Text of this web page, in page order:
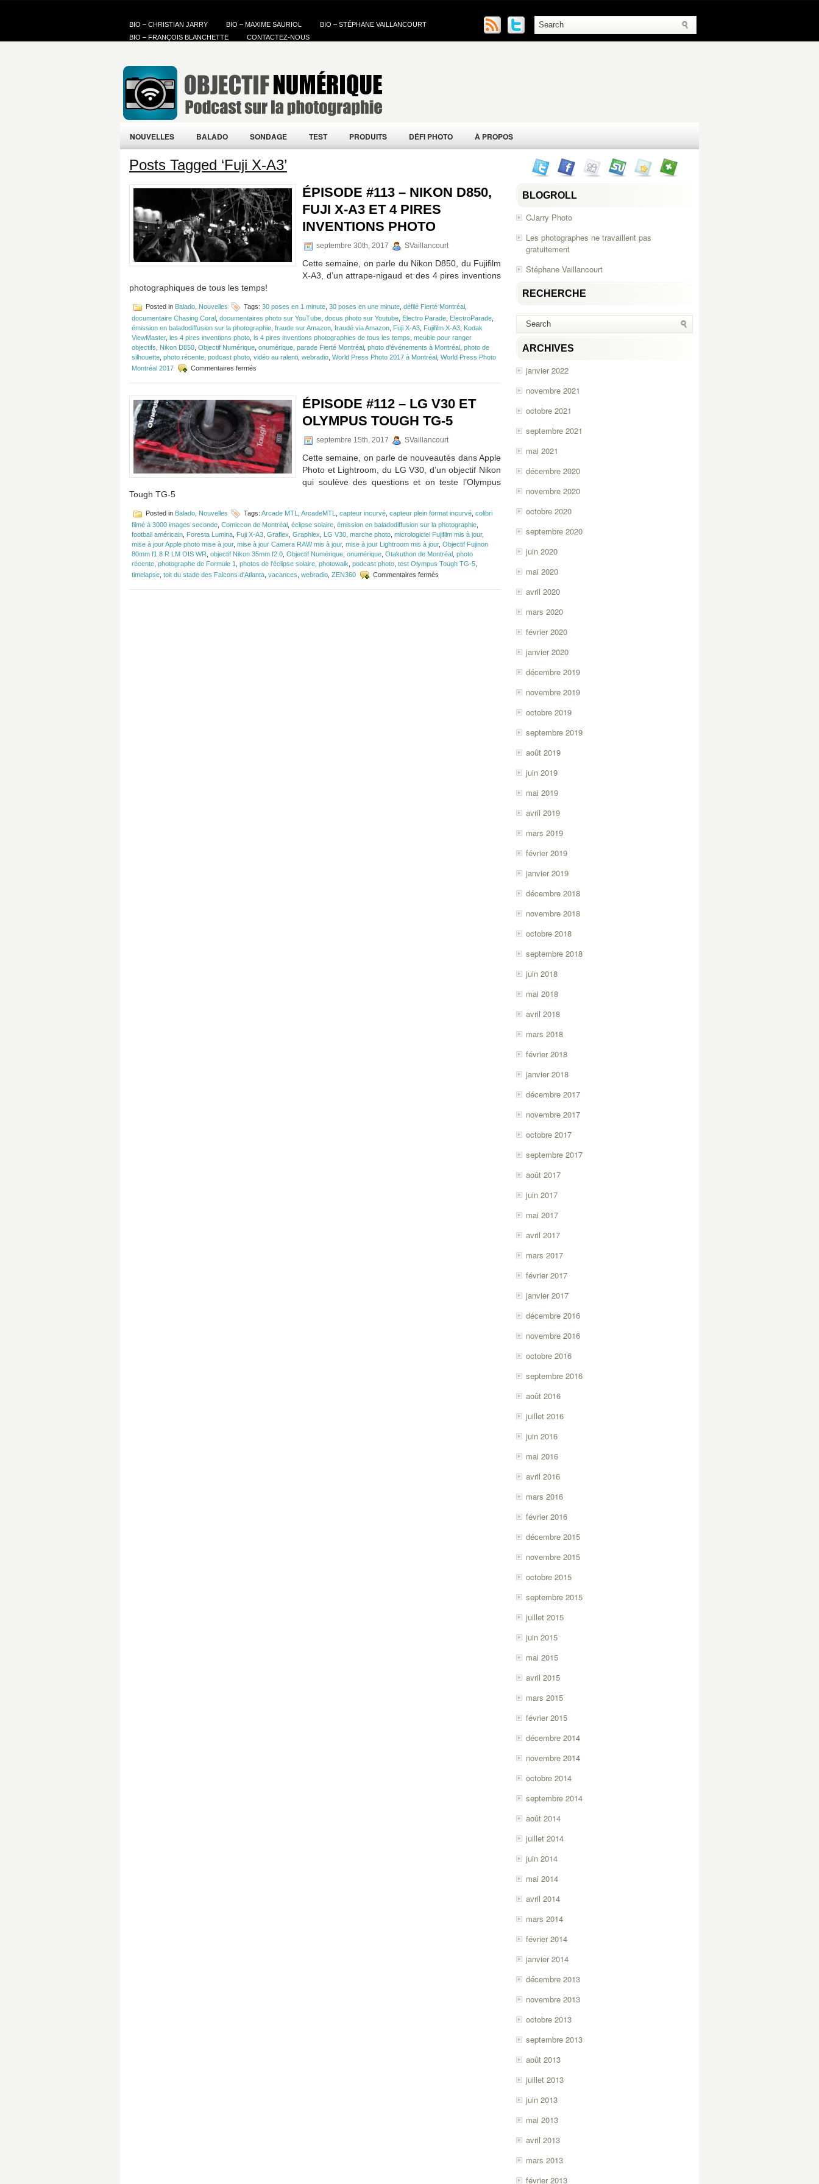
BIO – CHRISTIAN JARRY BIO – MAXIME SAURIOL
BIO – STÉPHANE VAILLANCOURT
BIO – FRANÇOIS BLANCHETTE
CONTACTEZ-NOUS
NOUVELLES BALADO SONDAGE TEST PRODUITS DÉFI PHOTO À PROPOS
Posts Tagged ‘Fuji X-A3’
ÉPISODE #113 – NIKON D850,
FUJI X-A3 ET 4 PIRES
INVENTIONS PHOTO
septembre 30th, 2017 SVaillancourt
Cette semaine, on parle du Nikon D850, du Fujifilm
X-A3, d’un attrape-nigaud et des 4 pires inventions
photographiques de tous les temps!
Posted in Balado Nouvelles Tags: 30 poses en 1 minute 30 poses en une minute défilé Fierté Montréal
documentaire Chasing Coral documentaires photo sur YouTube docus photo sur Youtube Electro Parade ElectroParade
émission en baladodiffusion sur la photographie fraude sur Amazon fraudé via Amazon Fuji X-A3 Fujifilm X-A3 Kodak
ViewMaster, les 4 pires inventions photo ls 4 pires inventions photographies de tous les temps meuble pour ranger
objectifs
Nikon D850 Objectif Numérique onumérique parade Fierté Montréal photo d'événements à Montréal photo de
silhouette photo récente podcast photo vidéo au ralenti webradio World Press Photo 2017 à Montréal World Press Photo
Montréal 2017
Commentaires fermés
#113
–
Nikon
D850,
Fuji
X-
A3
et
4
pires
ÉPISODE #112 – LG V30 ET
OLYMPUS TOUGH TG-5
septembre 15th, 2017 SVaillancourt
Cette semaine, on parle de nouveautés dans Apple
Photo et Lightroom, du LG V30, d’un objectif Nikon
qui soulève des questions et on teste l’Olympus
Tough TG-5
Posted in Balado Nouvelles Tags: Arcade MTL ArcadeMTL capteur incurvé capteur plein format incurvé colibri
filmé à 3000 images seconde Comiccon de Montréal éclipse solaire émission en baladodiffusion sur la photographie
football américain Foresta Lumina Fuji X-A3 Graflex Graphlex LG V30 marche photo micrologiciel Fujifilm mis à jour,
mise à jour Apple photo mise à jour, mise à jour Camera RAW mis à jour, mise à jour Lightroom mis à jour, Objectif Fujinon
80mm f1.8 R LM OIS WR objectif Nikon 35mm f2.0 Objectif Numérique onumérique Otakuthon de Montréal photo
récente photographe de Formule 1 photos de l'éclipse solaire photowalk podcast photo test Olympus Tough TG-5
timelapse toit du stade des Falcons d'Atlanta vacances webradio ZEN360 Commentaires fermés
#112
BLOGROLL
CJarry Photo
Les photographes ne travaillent pas
gratuitement
Stéphane Vaillancourt
RECHERCHE
ARCHIVES
janvier 2022
novembre 2021
octobre 2021
septembre 2021
mai 2021
décembre 2020
novembre 2020
octobre 2020
septembre 2020
juin 2020
mai 2020
avril 2020
mars 2020
février 2020
janvier 2020
décembre 2019
novembre 2019
octobre 2019
septembre 2019
août 2019
juin 2019
mai 2019
avril 2019
mars 2019
février 2019
janvier 2019
décembre 2018
novembre 2018
octobre 2018
septembre 2018
juin 2018
mai 2018
avril 2018
mars 2018
février 2018
janvier 2018
décembre 2017
novembre 2017
octobre 2017
septembre 2017
août 2017
juin 2017
mai 2017
avril 2017
mars 2017
février 2017
janvier 2017
décembre 2016
novembre 2016
octobre 2016
septembre 2016
août 2016
juillet 2016
juin 2016
mai 2016
avril 2016
mars 2016
février 2016
décembre 2015
novembre 2015
octobre 2015
septembre 2015
juillet 2015
juin 2015
mai 2015
avril 2015
mars 2015
février 2015
décembre 2014
novembre 2014
octobre 2014
septembre 2014
août 2014
juillet 2014
juin 2014
mai 2014
avril 2014
mars 2014
février 2014
janvier 2014
décembre 2013
novembre 2013
octobre 2013
septembre 2013
août 2013
juillet 2013
juin 2013
mai 2013
avril 2013
mars 2013
février 2013